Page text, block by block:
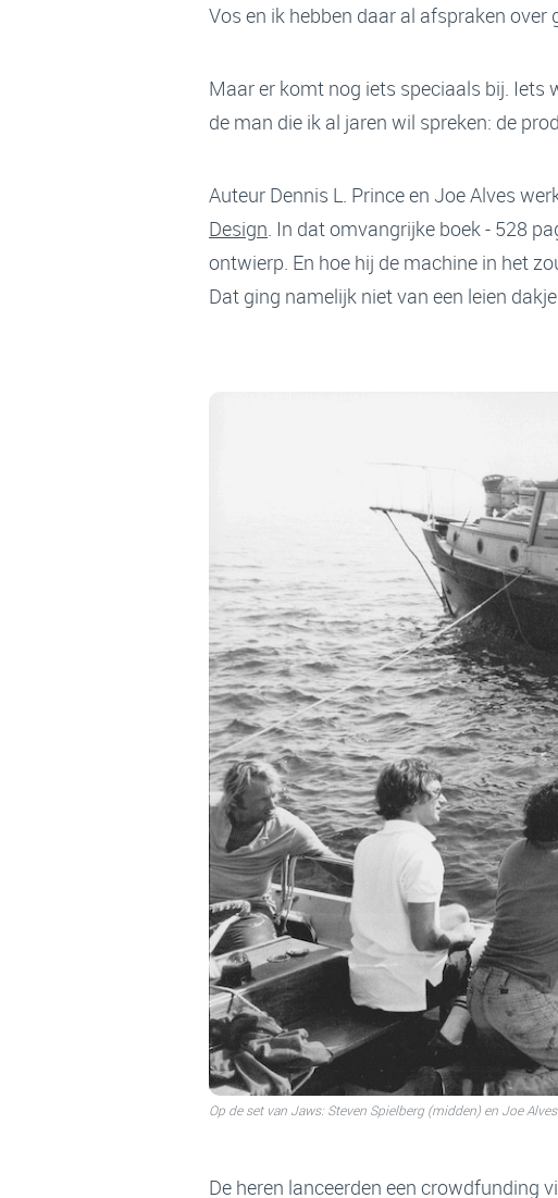
Vos en ik hebben daar al afspraken over
Maar er komt nog iets speciaals bij. Iets
de man die ik al jaren wil spreken: de
Auteur Dennis L. Prince en Joe Alves
Design. In dat omvangrijke boek - 528
ontwierp. En hoe hij de machine in het
Dat ging namelijk niet van een leien
Op de set van Jaws: Steven Spielberg (midden) en Joe
De heren lanceerden een crowdfunding